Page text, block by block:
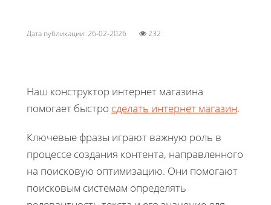
Дата публикации: 26-02-2026 232
Наш конструктор интернет магазина
помогает быстро сделать интернет магазин.
Ключевые фразы играют важную роль в
процессе создания контента, направленного
на поисковую оптимизацию. Они помогают
поисковым системам определять